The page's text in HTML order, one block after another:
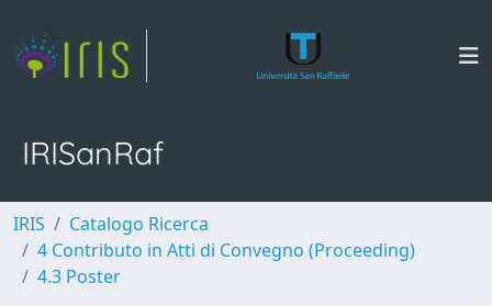
IRISanRaf
IRIS
Catalogo Ricerca
4 Contributo in Atti di Convegno (Proceeding)
4.3 Poster